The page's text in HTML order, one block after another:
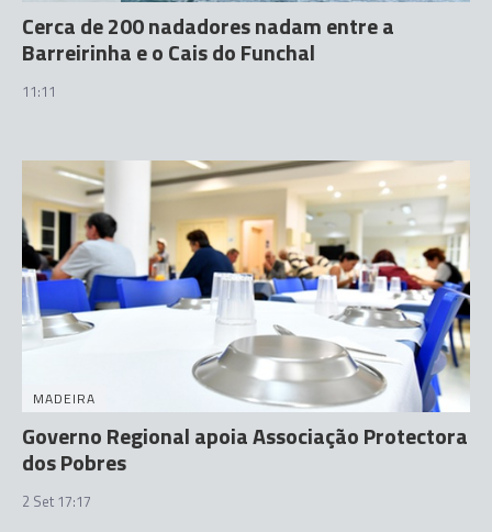
Cerca de 200 nadadores nadam entre a
Barreirinha e o Cais do Funchal
11:11
MADEIRA
Governo Regional apoia Associação Protectora
dos Pobres
2 Set 17:17